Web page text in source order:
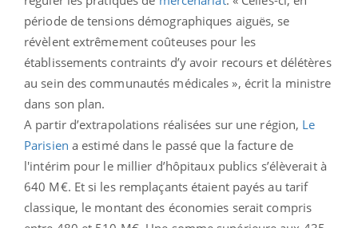
période de tensions démographiques aiguës, se
révèlent extrêmement coûteuses pour les
établissements contraints d’y avoir recours et délétères
au sein des communautés médicales », écrit la ministre
dans son plan.
A partir d’extrapolations réalisées sur une région, Le
Parisien a estimé dans le passé que la facture de
l'intérim pour le millier d’hôpitaux publics s’élèverait à
640 M€. Et si les remplaçants étaient payés au tarif
classique, le montant des économies serait compris